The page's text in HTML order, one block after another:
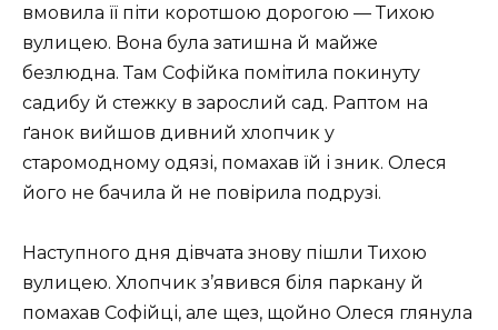
вмовила її піти коротшою дорогою — Тихою
вулицею. Вона була затишна й майже
безлюдна. Там Софійка помітила покинуту
садибу й стежку в зарослий сад. Раптом на
ґанок вийшов дивний хлопчик у
старомодному одязі, помахав їй і зник. Олеся
його не бачила й не повірила подрузі.
Наступного дня дівчата знову пішли Тихою
вулицею. Хлопчик з’явився біля паркану й
помахав Софійці, але щез, щойно Олеся глянула